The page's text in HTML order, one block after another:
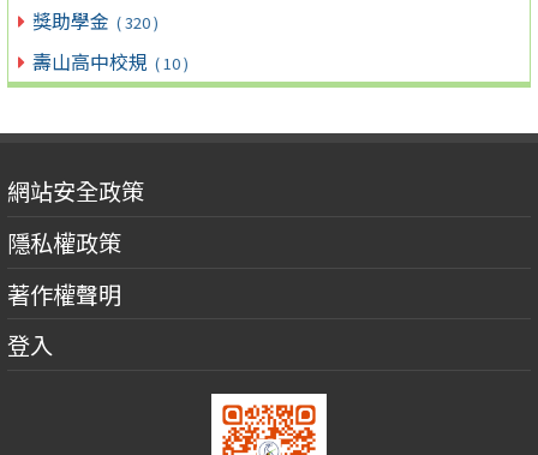
獎助學金 ( 320 )
壽山高中校規 ( 10 )
網站安全政策
隱私權政策
著作權聲明
登入